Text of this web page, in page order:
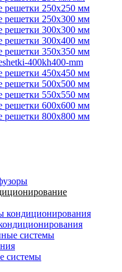
решетки 250х250 мм
решетки 250х300 мм
решетки 300х300 мм
решетки 300х400 мм
решетки 350х350 мм
400kh400-mm
решетки 450х450 мм
решетки 500х500 мм
решетки 550х550 мм
решетки 600х600 мм
решетки 800х800 мм
кондиционирования
системы
системы